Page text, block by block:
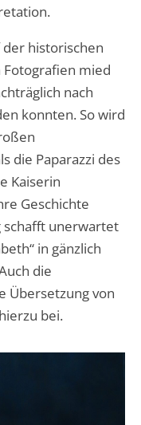
der historischen
Fotografien mied
nach
konnten. So wird
die Paparazzi des
Kaiserin
Geschichte
schafft unerwartet
in gänzlich
die
Übersetzung von
bei.